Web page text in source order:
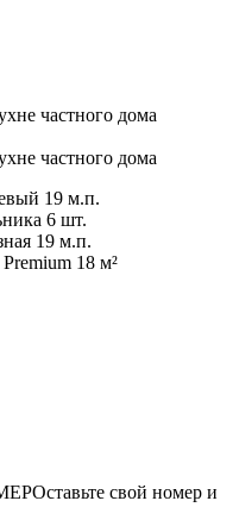
частного дома
частного дома
19 м.п.
6 шт.
19 м.п.
18 м²
Оставьте свой номер и